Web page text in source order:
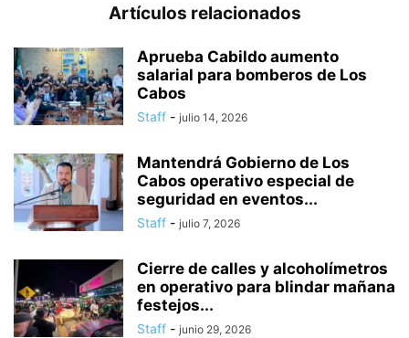
Artículos relacionados
Aprueba Cabildo aumento
salarial para bomberos de Los
Cabos
Staff - julio 14, 2026
Mantendrá Gobierno de Los
Cabos operativo especial de
seguridad en eventos...
Staff - julio 7, 2026
Cierre de calles y alcoholímetros
en operativo para blindar mañana
festejos...
Staff - junio 29, 2026